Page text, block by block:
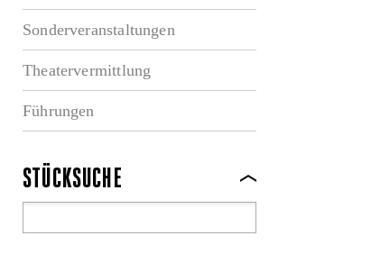
Sonderveranstaltungen
Theatervermittlung
Führungen
STÜCKSUCHE